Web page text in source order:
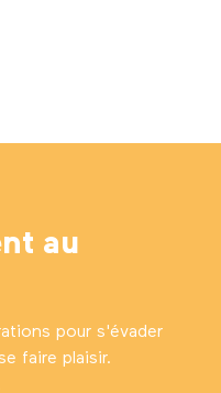
au
pour s'évader
faire plaisir.